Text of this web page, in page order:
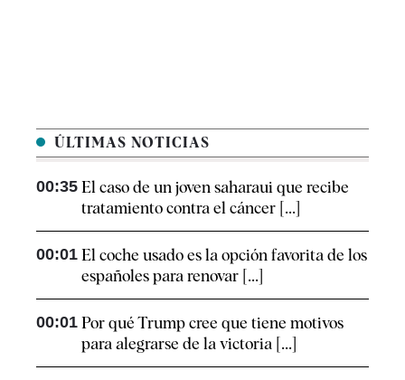
ÚLTIMAS NOTICIAS
00:35 El caso de un joven saharaui que recibe
tratamiento contra el cáncer [...]
00:01 El coche usado es la opción favorita de los
españoles para renovar [...]
00:01 Por qué Trump cree que tiene motivos
para alegrarse de la victoria [...]